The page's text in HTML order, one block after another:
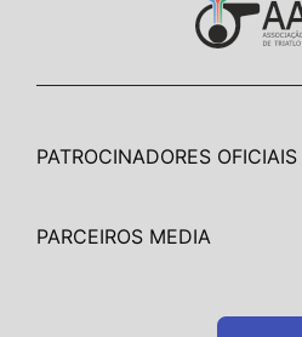
PATROCINADORES OFICIAIS
PARCEIROS MEDIA